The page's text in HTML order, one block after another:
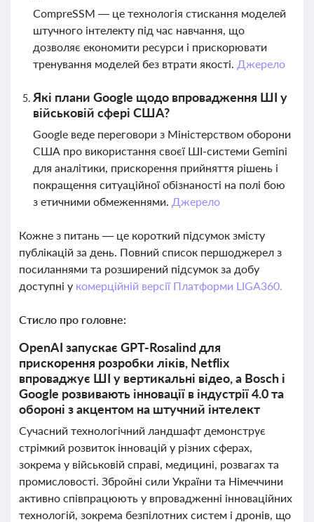
CompreSSM — це технологія стискання моделей
штучного інтелекту під час навчання, що
дозволяє економити ресурси і прискорювати
тренування моделей без втрати якості. Джерело
Які плани Google щодо впровадження ШІ у
військовій сфері США?
Google веде переговори з Міністерством оборони
США про використання своєї ШІ-системи Gemini
для аналітики, прискорення прийняття рішень і
покращення ситуаційної обізнаності на полі бою
з етичними обмеженнями. Джерело
Кожне з питань — це короткий підсумок змісту
публікацій за день. Повний список першоджерел з
посиланнями та розширений підсумок за добу
доступні у комерційній версії Платформи LIGA360.
Стисло про головне:
OpenAI запускає GPT-Rosalind для
прискорення розробки ліків, Netflix
впроваджує ШІ у вертикальні відео, а Bosch і
Google розвивають інновації в індустрії 4.0 та
обороні з акцентом на штучний інтелект
Сучасний технологічний ландшафт демонструє
стрімкий розвиток інновацій у різних сферах,
зокрема у військовій справі, медицині, розвагах та
промисловості. Збройні сили України та Німеччини
активно співпрацюють у впровадженні інноваційних
технологій, зокрема безпілотних систем і дронів, що